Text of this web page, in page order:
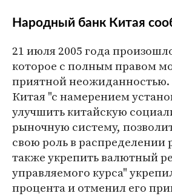
Народный банк Китая
21 июля 2005 года
которое с полным правом
приятной
Китая "с намерением
улучшить китайскую
рыночную систему,
свою роль в распределении
также укрепить валютный
управляемого курса"
процента и отменил его